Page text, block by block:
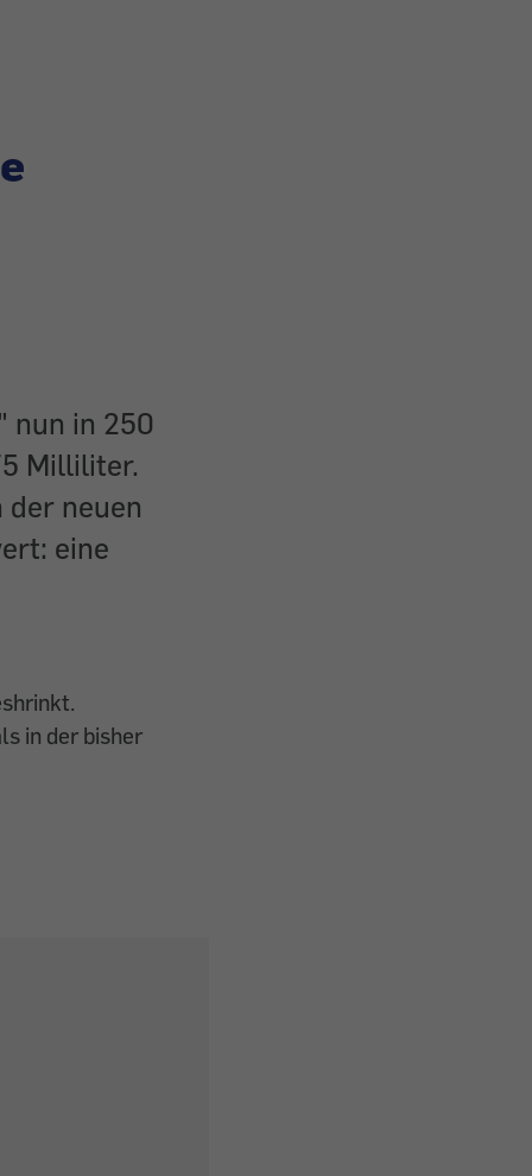
nun in 250
Milliliter.
neuen
eine
in der bisher